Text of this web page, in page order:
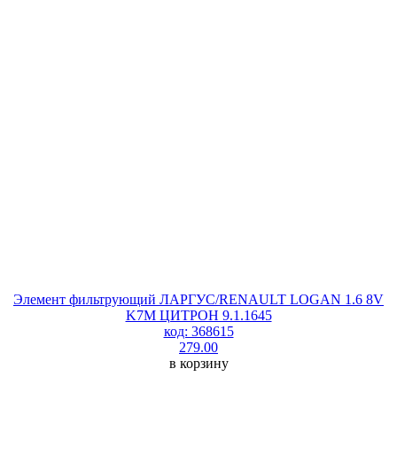
Элемент фильтрующий ЛАРГУС/RENAULT LOGAN 1.6 8V
K7M ЦИТРОН 9.1.1645
код: 368615
279.00
в корзину